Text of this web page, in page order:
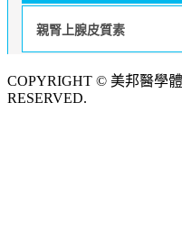
親腎上腺皮質素
COPYRIGHT © 美邦醫學
RESERVED.